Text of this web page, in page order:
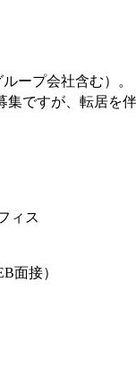
ープ会社含む）。
ですが、転居を
ィス
面接）